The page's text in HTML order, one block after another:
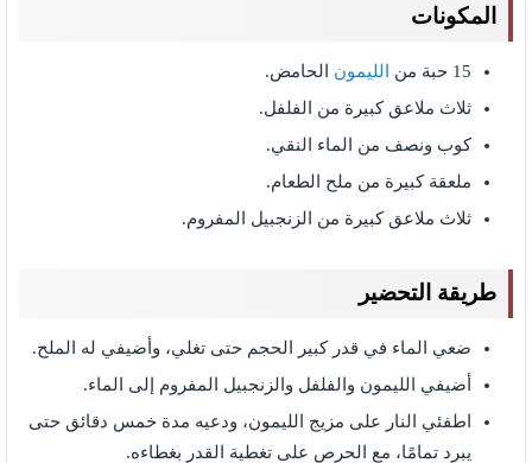
المكونات
15 حبة من الليمون
الحامض.
ثلاث ملاعق كبيرة من الفلفل.
كوب ونصف من الماء النقي.
ملعقة كبيرة من ملح الطعام.
ثلاث ملاعق كبيرة من الزنجبيل المفروم.
طريقة التحضير
ضعي الماء في قدر كبير الحجم حتى تغلي، وأضيفي له الملح.
أضيفي الليمون والفلفل والزنجبيل المفروم إلى الماء.
اطفئي النار على مزيج الليمون، ودعيه مدة خمس دقائق حتى
يبرد تمامًا، مع الحرص على تغطية القدر بغطاءه.